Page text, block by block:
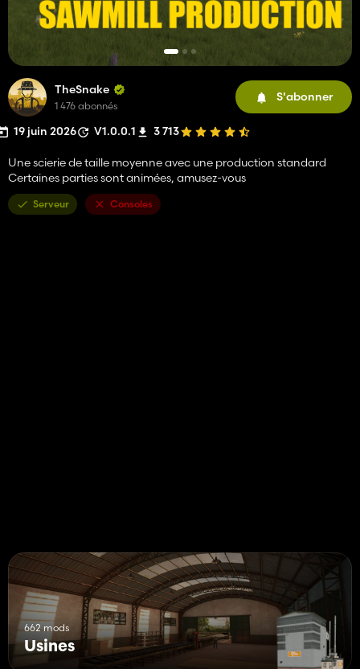
TheSnake
1 476 abonnés
S'abonner
19 juin 2026 V1.0.0.1 3 713
Une scierie de taille moyenne avec une production standard
Certaines parties sont animées, amusez-vous
Serveur Consoles
662 mods
Usines